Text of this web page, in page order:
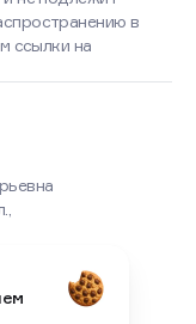
не подлежит
в
ссылки на